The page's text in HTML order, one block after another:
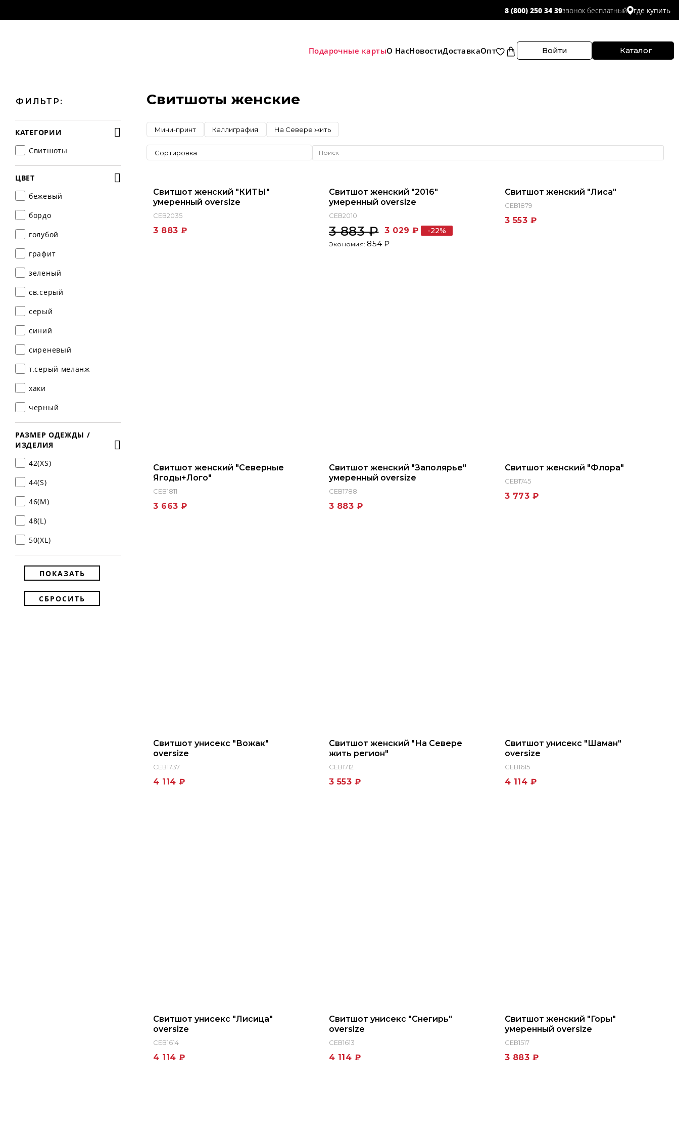
8 (800) 250 34 39звонок бесплатный где купить
Подарочные картыО НасНовостиДоставкаОпт Войти Каталог
ФИЛЬТР:
КАТЕГОРИИ
Свитшоты
ЦВЕТ
бежевый
бордо
голубой
графит
зеленый
св.серый
серый
синий
сиреневый
т.серый меланж
хаки
черный
РАЗМЕР ОДЕЖДЫ /
ИЗДЕЛИЯ
42(XS)
44(S)
46(M)
48(L)
50(XL)
Свитшоты женские
Мини-принт Каллиграфия На Севере жить
Сортировка
СЕВ2035
Свитшот женский "КИТЫ"
умеренный oversize
3 883 ₽
-22%
СЕВ2010
Свитшот женский "2016"
умеренный oversize
3 883 ₽ 3 029 ₽ -22%
Экономия: 854 ₽
СЕВ1879
Свитшот женский "Лиса"
3 553 ₽
СЕВ1811
Свитшот женский "Северные
Ягоды+Лого"
3 663 ₽
СЕВ1788
Свитшот женский "Заполярье"
умеренный oversize
3 883 ₽
СЕВ1745
Свитшот женский "Флора"
3 773 ₽
СЕВ1737
Свитшот унисекс "Вожак"
oversize
4 114 ₽
СЕВ1712
Свитшот женский "На Севере
жить регион"
3 553 ₽
СЕВ1615
Свитшот унисекс "Шаман"
oversize
4 114 ₽
СЕВ1614
Свитшот унисекс "Лисица"
oversize
4 114 ₽
СЕВ1613
Свитшот унисекс "Снегирь"
oversize
4 114 ₽
СЕВ1517
Свитшот женский "Горы"
умеренный oversize
3 883 ₽